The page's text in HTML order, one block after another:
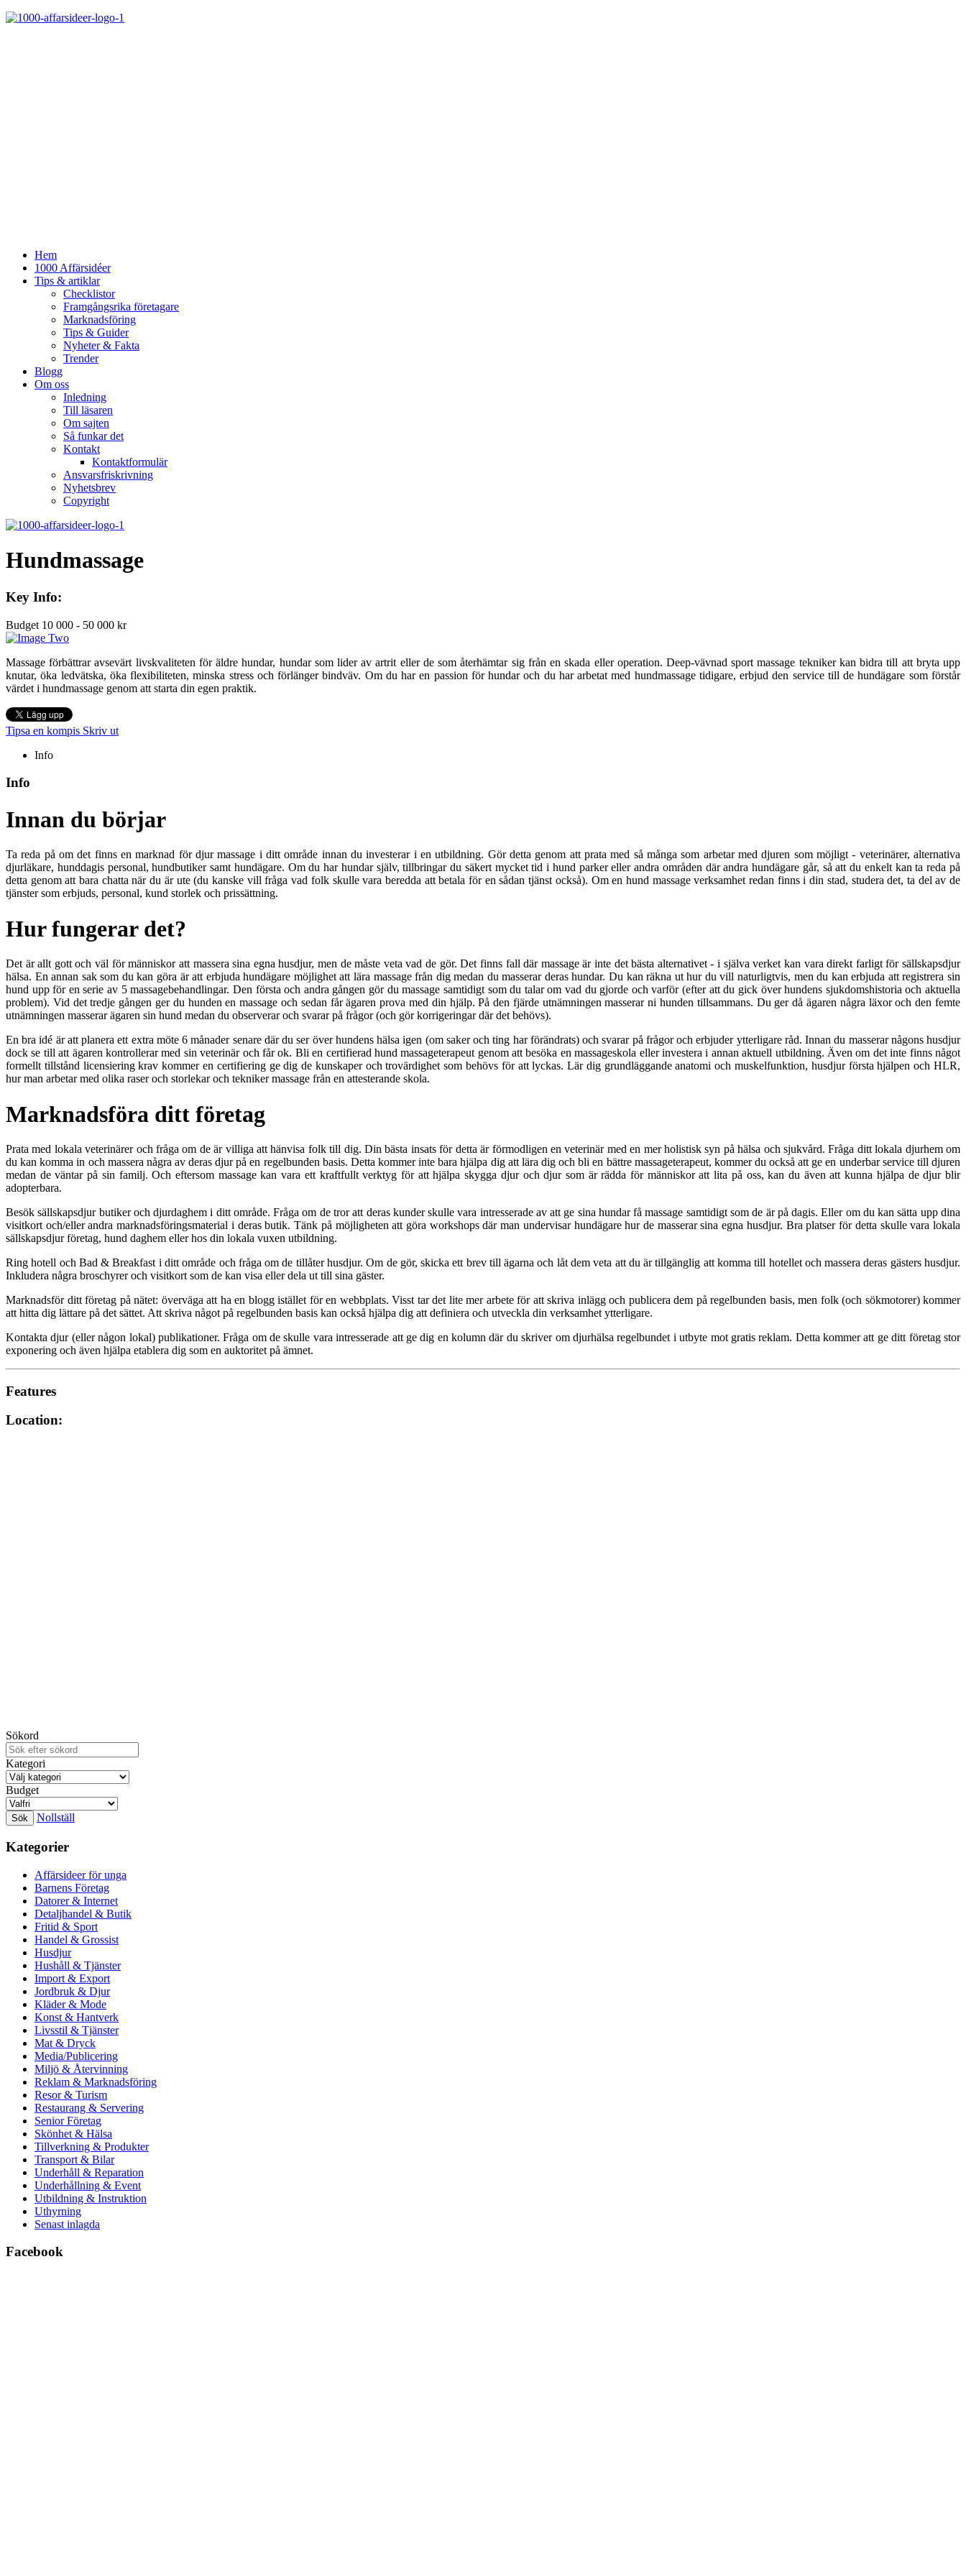
Hem
1000 Affärsidéer
Tips & artiklar
Checklistor
Framgångsrika företagare
Marknadsföring
Tips & Guider
Nyheter & Fakta
Trender
Blogg
Om oss
Inledning
Till läsaren
Om sajten
Så funkar det
Kontakt
Kontaktformulär
Ansvarsfriskrivning
Nyhetsbrev
Copyright
Hundmassage
Key Info:
Budget 10 000 - 50 000 kr
Massage förbättrar avsevärt livskvaliteten för äldre hundar, hundar som lider av artrit eller de som återhämtar sig från en skada eller operation. Deep-vävnad sport massage tekniker kan bidra till att bryta upp
knutar, öka ledvätska, öka flexibiliteten, minska stress och förlänger bindväv. Om du har en passion för hundar och du har arbetat med hundmassage tidigare, erbjud den service till de hundägare som förstår
värdet i hundmassage genom att starta din egen praktik.
Tipsa en kompis Skriv ut
Info
Info
Innan du börjar
Ta reda på om det finns en marknad för djur massage i ditt område innan du investerar i en utbildning. Gör detta genom att prata med så många som arbetar med djuren som möjligt - veterinärer, alternativa
djurläkare, hunddagis personal, hundbutiker samt hundägare. Om du har hundar själv, tillbringar du säkert mycket tid i hund parker eller andra områden där andra hundägare går, så att du enkelt kan ta reda på
detta genom att bara chatta när du är ute (du kanske vill fråga vad folk skulle vara beredda att betala för en sådan tjänst också). Om en hund massage verksamhet redan finns i din stad, studera det, ta del av de
tjänster som erbjuds, personal, kund storlek och prissättning.
Hur fungerar det?
Det är allt gott och väl för människor att massera sina egna husdjur, men de måste veta vad de gör. Det finns fall där massage är inte det bästa alternativet - i själva verket kan vara direkt farligt för sällskapsdjur
hälsa. En annan sak som du kan göra är att erbjuda hundägare möjlighet att lära massage från dig medan du masserar deras hundar. Du kan räkna ut hur du vill naturligtvis, men du kan erbjuda att registrera sin
hund upp för en serie av 5 massagebehandlingar. Den första och andra gången gör du massage samtidigt som du talar om vad du gjorde och varför (efter att du gick över hundens sjukdomshistoria och aktuella
problem). Vid det tredje gången ger du hunden en massage och sedan får ägaren prova med din hjälp. På den fjärde utnämningen masserar ni hunden tillsammans. Du ger då ägaren några läxor och den femte
utnämningen masserar ägaren sin hund medan du observerar och svarar på frågor (och gör korrigeringar där det behövs).
En bra idé är att planera ett extra möte 6 månader senare där du ser över hundens hälsa igen (om saker och ting har förändrats) och svarar på frågor och erbjuder ytterligare råd. Innan du masserar någons husdjur
dock se till att ägaren kontrollerar med sin veterinär och får ok. Bli en certifierad hund massageterapeut genom att besöka en massageskola eller investera i annan aktuell utbildning. Även om det inte finns något
formellt tillstånd licensiering krav kommer en certifiering ge dig de kunskaper och trovärdighet som behövs för att lyckas. Lär dig grundläggande anatomi och muskelfunktion, husdjur första hjälpen och HLR,
hur man arbetar med olika raser och storlekar och tekniker massage från en attesterande skola.
Marknadsföra ditt företag
Prata med lokala veterinärer och fråga om de är villiga att hänvisa folk till dig. Din bästa insats för detta är förmodligen en veterinär med en mer holistisk syn på hälsa och sjukvård. Fråga ditt lokala djurhem om
du kan komma in och massera några av deras djur på en regelbunden basis. Detta kommer inte bara hjälpa dig att lära dig och bli en bättre massageterapeut, kommer du också att ge en underbar service till djuren
medan de väntar på sin familj. Och eftersom massage kan vara ett kraftfullt verktyg för att hjälpa skygga djur och djur som är rädda för människor att lita på oss, kan du även att kunna hjälpa de djur blir
adopterbara.
Besök sällskapsdjur butiker och djurdaghem i ditt område. Fråga om de tror att deras kunder skulle vara intresserade av att ge sina hundar få massage samtidigt som de är på dagis. Eller om du kan sätta upp dina
visitkort och/eller andra marknadsföringsmaterial i deras butik. Tänk på möjligheten att göra workshops där man undervisar hundägare hur de masserar sina egna husdjur. Bra platser för detta skulle vara lokala
sällskapsdjur företag, hund daghem eller hos din lokala vuxen utbildning.
Ring hotell och Bad & Breakfast i ditt område och fråga om de tillåter husdjur. Om de gör, skicka ett brev till ägarna och låt dem veta att du är tillgänglig att komma till hotellet och massera deras gästers husdjur.
Inkludera några broschyrer och visitkort som de kan visa eller dela ut till sina gäster.
Marknadsför ditt företag på nätet: överväga att ha en blogg istället för en webbplats. Visst tar det lite mer arbete för att skriva inlägg och publicera dem på regelbunden basis, men folk (och sökmotorer) kommer
att hitta dig lättare på det sättet. Att skriva något på regelbunden basis kan också hjälpa dig att definiera och utveckla din verksamhet ytterligare.
Kontakta djur (eller någon lokal) publikationer. Fråga om de skulle vara intresserade att ge dig en kolumn där du skriver om djurhälsa regelbundet i utbyte mot gratis reklam. Detta kommer att ge ditt företag stor
exponering och även hjälpa etablera dig som en auktoritet på ämnet.
Features
Location:
Sökord
Kategori
Budget
Nollställ
Kategorier
Affärsideer för unga
Barnens Företag
Datorer & Internet
Detaljhandel & Butik
Fritid & Sport
Handel & Grossist
Husdjur
Hushåll & Tjänster
Import & Export
Jordbruk & Djur
Kläder & Mode
Konst & Hantverk
Livsstil & Tjänster
Mat & Dryck
Media/Publicering
Miljö & Återvinning
Reklam & Marknadsföring
Resor & Turism
Restaurang & Servering
Senior Företag
Skönhet & Hälsa
Tillverkning & Produkter
Transport & Bilar
Underhåll & Reparation
Underhållning & Event
Utbildning & Instruktion
Uthyrning
Senast inlagda
Facebook